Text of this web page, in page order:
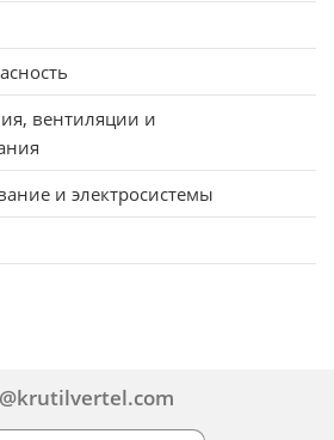
вентиляции и
и электросистемы